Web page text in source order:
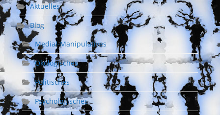
Aktuelles
Blog
Medial-Manipulatives
Ökologisches
Politisches
Psychologisches